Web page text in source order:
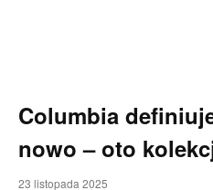
Columbia
nowo – oto
23 listopada 2025